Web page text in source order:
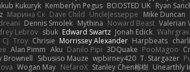
Kukuryk Kemberlyn Pegus BOOSTED UK Ryan
Марина Ск Dave Child UncleJesseppe Mike Duncan
Dennis Smolek Mythina Noward Beast Valerian
Lebrov sbuk Edward Swartz Jonah Edick
CJ Troy Chrisie Morrissey Alexander Harpbeats
Alan Pimm Aku Danilo Pipi 3DQuake PooMagoo
Brownell Sibusiso Mauze wpbirney420 T. Stargazer
Wogan May NefaroX Stanley Chen榕樹 Unearthly